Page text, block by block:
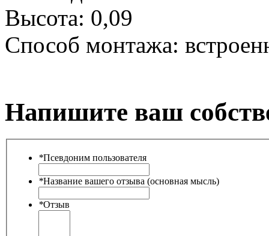
Высота: 0,09
Способ монтажа:
Напишите ваш
*Псевдоним пользователя
*Название вашего отзыва (основная мысль)
*Отзыв